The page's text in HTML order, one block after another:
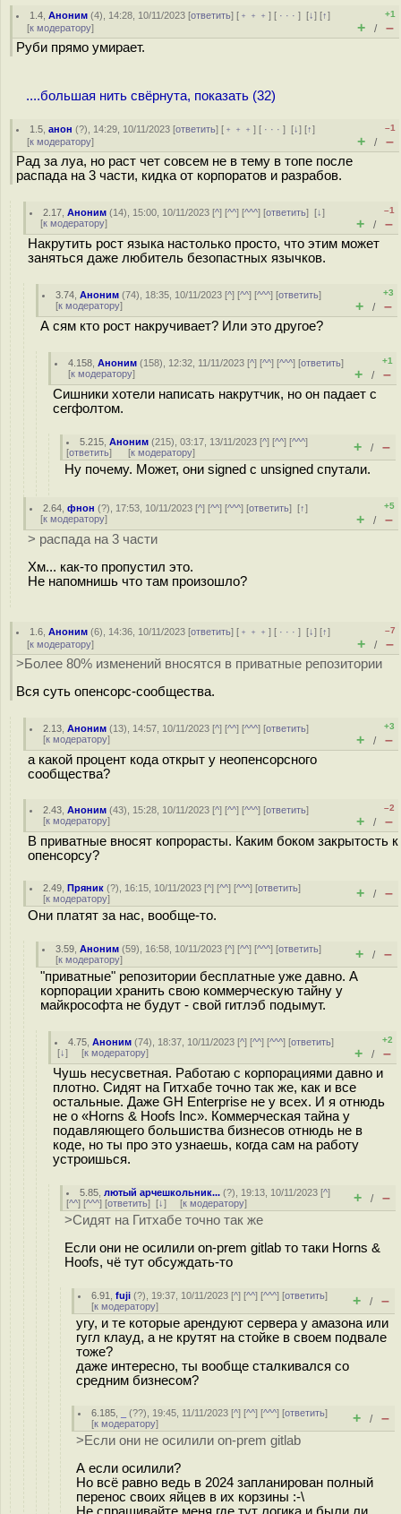
1.4 ,Аноним (4), 14:28, 10/11/2023 [ответить] [ ﹢﹢﹢] [ · · ·][↓] [↑]
[к модератору]
+1
+ / –
Руби прямо умирает.
....большая нить свёрнута, показать (32)
1.5 ,анон (?), 14:29, 10/11/2023 [ответить] [ ﹢﹢﹢] [ · · ·][↓] [↑]
[к модератору]
–1
+ / –
Рад за луа, но раст чет совсем не в тему в топе после
распада на 3 части, кидка от корпоратов и разрабов.
2.17 ,Аноним (14), 15:00, 10/11/2023 [^] [^^] [^^^] [ответить][↓]
[к модератору]
–1
+ / –
Накрутить рост языка настолько просто, что этим может
заняться даже любитель безопастных язычков.
3.74 ,Аноним (74), 18:35, 10/11/2023 [^] [^^] [^^^] [ответить]
[к модератору]
+3
+ / –
А сям кто рост накручивает? Или это другое?
4.158 ,Аноним (158), 12:32, 11/11/2023 [^] [^^] [^^^] [ответить]
[к модератору]
+1
+ / –
Сишники хотели написать накрутчик, но он падает с
сегфолтом.
5.215 ,Аноним (215), 03:17, 13/11/2023 [^] [^^] [^^^]
[ответить] [к модератору] + / –
Ну почему. Может, они signed с unsigned спутали.
2.64 ,фнон (?), 17:53, 10/11/2023 [^] [^^] [^^^] [ответить][↑]
[к модератору]
+5
+ / –
> распада на 3 части
Хм... как-то пропустил это.
Не напомнишь что там произошло?
1.6 ,Аноним (6), 14:36, 10/11/2023 [ответить] [ ﹢﹢﹢] [ · · ·][↓] [↑]
[к модератору]
–7
+ / –
>Более 80% изменений вносятся в приватные репозитории
Вся суть опенсорс-сообщества.
2.13 ,Аноним (13), 14:57, 10/11/2023 [^] [^^] [^^^] [ответить]
[к модератору]
+3
+ / –
а какой процент кода открыт у неопенсорсного
сообщества?
2.43 ,Аноним (43), 15:28, 10/11/2023 [^] [^^] [^^^] [ответить]
[к модератору]
–2
+ / –
В приватные вносят копрорасты. Каким боком закрытость к
опенсорсу?
2.49 ,Пряник (?), 16:15, 10/11/2023 [^] [^^] [^^^] [ответить]
[к модератору] + / –
Они платят за нас, вообще-то.
3.59 ,Аноним (59), 16:58, 10/11/2023 [^] [^^] [^^^] [ответить]
[к модератору] + / –
"приватные" репозитории бесплатные уже давно. А
корпорации хранить свою коммерческую тайну у
майкрософта не будут - свой гитлэб подымут.
4.75 ,Аноним (74), 18:37, 10/11/2023 [^] [^^] [^^^] [ответить]
[↓] [к модератору]
+2
+ / –
Чушь несусветная. Работаю с корпорациями давно и
плотно. Сидят на Гитхабе точно так же, как и все
остальные. Даже GH Enterprise не у всех. И я отнюдь
не о «Horns & Hoofs Inc». Коммерческая тайна у
подавляющего большиства бизнесов отнюдь не в
коде, но ты про это узнаешь, когда сам на работу
устроишься.
5.85 ,лютый арчешкольник... (?), 19:13, 10/11/2023 [^]
[^^] [^^^] [ответить] [↓] [к модератору] + / –
>Сидят на Гитхабе точно так же
Если они не осилили on-prem gitlab то таки Horns &
Hoofs, чё тут обсуждать-то
6.91 ,fuji (?), 19:37, 10/11/2023 [^] [^^] [^^^] [ответить]
[к модератору] + / –
угу, и те которые арендуют сервера у амазона или
гугл клауд, а не крутят на стойке в своем подвале
тоже?
даже интересно, ты вообще сталкивался со
средним бизнесом?
6.185 (??), 19:45, 11/11/2023 [^] [^^] [^^^] [ответить]
[к модератору] + / –
>Если они не осилили on-prem gitlab
А если осилили?
Но всё равно ведь в 2024 запланирован полный
перенос своих яйцев в их корзины :-\